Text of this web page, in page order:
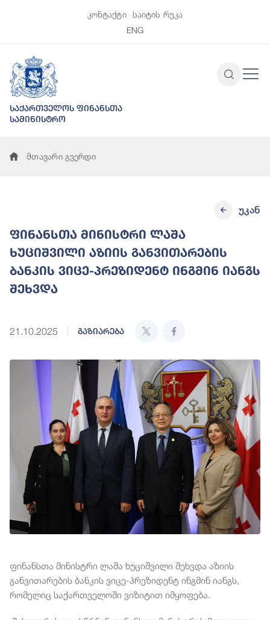
კონტაქტი
საიტის რუკა
ENG
საქართველოს ფინანსთა
სამინისტრო
მთავარი გვერდი
ფინანსთა მინისტრი ლაშა
ხუციშვილი აზიის განვითარების
ბანკის ვიცე-პრეზიდენტ ინგმინ იანგს
შეხვდა
21.10.2025 გაზიარება
უკან
ფინანსთა მინისტრი ლაშა ხუციშვილი შეხვდა აზიის
განვითარების ბანკის ვიცე-პრეზიდენტ ინგმინ იანგს,
რომელიც საქართველოში ვიზიტით იმყოფება.